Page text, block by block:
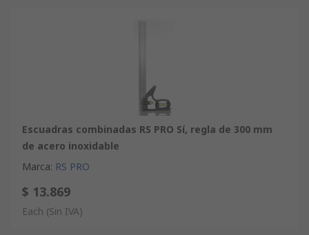
Escuadras combinadas RS PRO Sí, regla de 300 mm
de acero inoxidable
Marca: RS PRO
$ 13.869
Each (Sin IVA)